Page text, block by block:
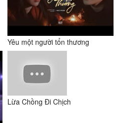
Yêu một người tổn thương
Lừa Chồng Đi Chịch